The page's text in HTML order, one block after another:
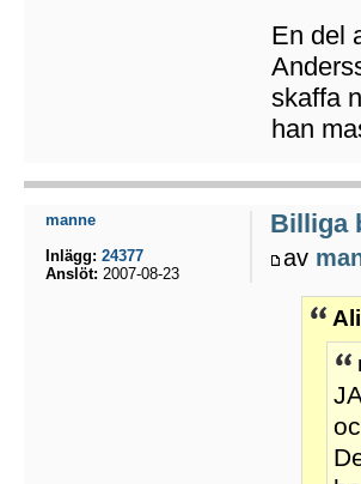
En del
skaffa
han
Billiga
av
manne
Inlägg: 24377
Anslöt: 2007-08-23